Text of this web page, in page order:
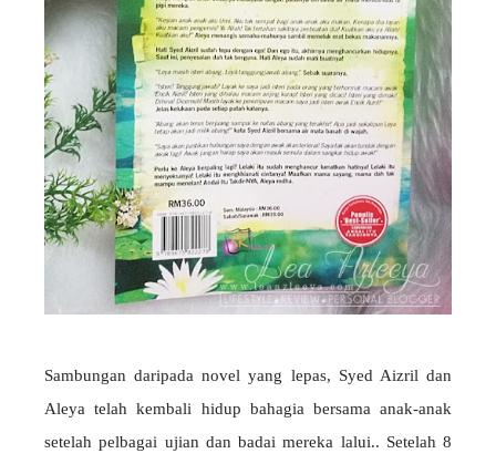
Sambungan daripada novel yang lepas, Syed Aizril dan
Aleya telah kembali hidup bahagia bersama anak-anak
setelah pelbagai ujian dan badai mereka lalui.. Setelah 8